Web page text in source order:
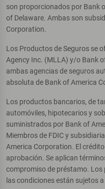
son proporcionados por Bank
of Delaware. Ambas son
Corporation.
Los Productos de Seguros se
Agency Inc. (MLLA) y/o Bank
ambas agencias de seguros
absoluta de Bank of America
Los productos bancarios, de
automóviles, hipotecarios y
suministrados por Bank of
Miembros de FDIC y
America Corporation. El
aprobación. Se aplican
compromiso de préstamo.
las condiciones están sujetos